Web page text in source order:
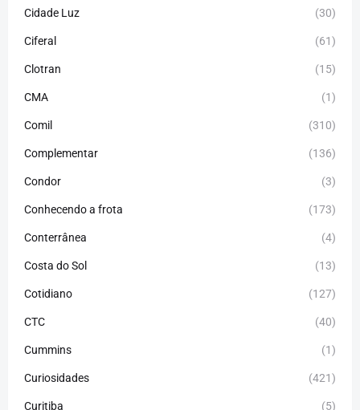
Cidade Luz (30)
Ciferal (61)
Clotran (15)
CMA (1)
Comil (310)
Complementar (136)
Condor (3)
Conhecendo a frota (173)
Conterrânea (4)
Costa do Sol (13)
Cotidiano (127)
CTC (40)
Cummins (1)
Curiosidades (421)
Curitiba (5)